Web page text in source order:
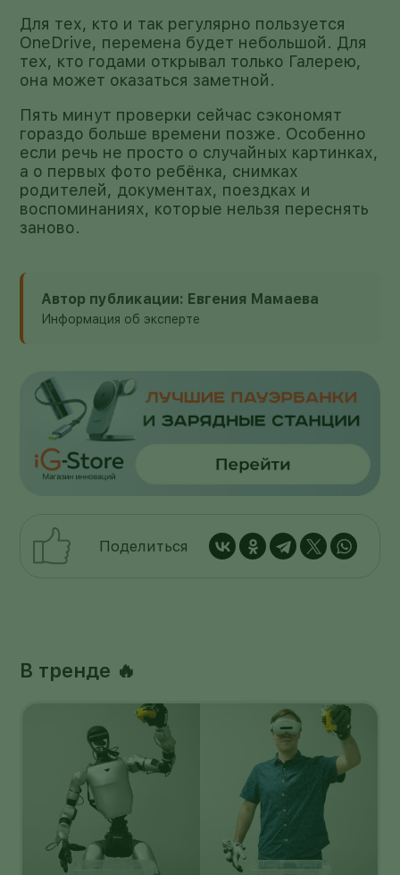
Для тех, кто и так регулярно пользуется
OneDrive, перемена будет небольшой. Для
тех, кто годами открывал только Галерею,
она может оказаться заметной.
Пять минут проверки сейчас сэкономят
гораздо больше времени позже. Особенно
если речь не просто о случайных картинках,
а о первых фото ребёнка, снимках
родителей, документах, поездках и
воспоминаниях, которые нельзя переснять
заново.
Автор публикации: Евгения Мамаева
Информация об эксперте
Поделиться
В тренде 🔥